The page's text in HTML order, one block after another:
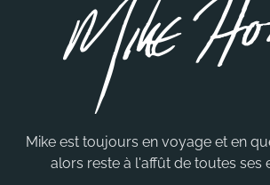
Mike est toujours en voyage et en
alors reste à l'affût de toutes ses